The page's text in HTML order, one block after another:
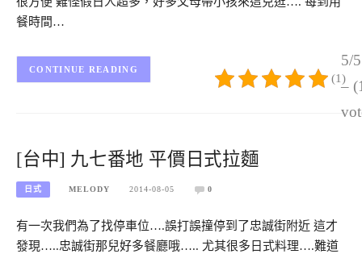
餐時間…
5/5
–
(1)
CONTINUE READING
[台中] 九七番地 平價日式拉麵
日式 MELODY 2014-08-05 0
有一次我們為了找停車位….誤打誤撞停到了忠誠街附近 這才
發現…..忠誠街那兒好多餐廳哦….. 尤其很多日式料理….難道